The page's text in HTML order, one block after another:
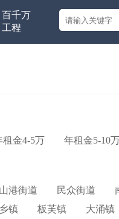
百千万
工程
租金4-5万 年租金5-10
港街道 民众街道
镇 板芙镇 大涌镇